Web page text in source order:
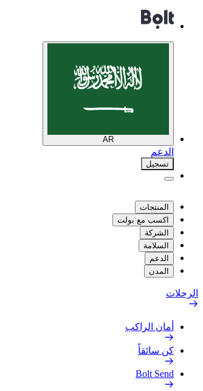
AR
الدعم
تسجيل
المنتجات
اكسب مع بولت
الشركة
السلامة
الدعم
المدن
الرحلات
أمان الراكب
كن سائقاً
Bolt Send